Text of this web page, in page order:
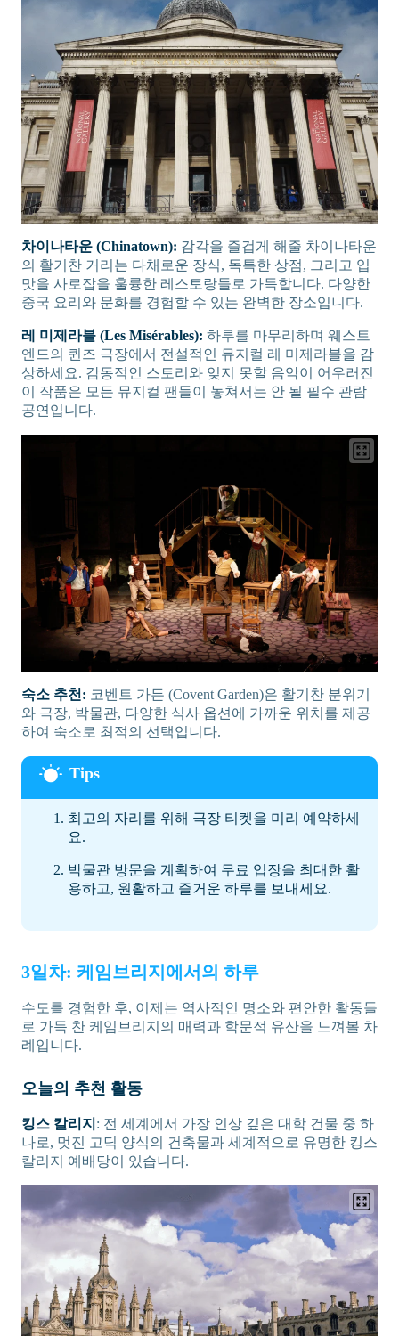
차이나타운 (Chinatown): 감각을 즐겁게 해줄 차이나타운
의 활기찬 거리는 다채로운 장식, 독특한 상점, 그리고 입
맛을 사로잡을 훌륭한 레스토랑들로 가득합니다. 다양한
중국 요리와 문화를 경험할 수 있는 완벽한 장소입니다.
레 미제라블 (Les Misérables): 하루를 마무리하며 웨스트
엔드의 퀸즈 극장에서 전설적인 뮤지컬 레 미제라블을 감
상하세요. 감동적인 스토리와 잊지 못할 음악이 어우러진
이 작품은 모든 뮤지컬 팬들이 놓쳐서는 안 될 필수 관람
공연입니다.
숙소 추천: 코벤트 가든 (Covent Garden)은 활기찬 분위기
와 극장, 박물관, 다양한 식사 옵션에 가까운 위치를 제공
하여 숙소로 최적의 선택입니다.
최고의 자리를 위해 극장 티켓을 미리 예약하세
요.
박물관 방문을 계획하여 무료 입장을 최대한 활
용하고, 원활하고 즐거운 하루를 보내세요.
3일차: 케임브리지에서의 하루
수도를 경험한 후, 이제는 역사적인 명소와 편안한 활동들
로 가득 찬 케임브리지의 매력과 학문적 유산을 느껴볼 차
례입니다.
오늘의 추천 활동
킹스 칼리지 : 전 세계에서 가장 인상 깊은 대학 건물 중 하
나로, 멋진 고딕 양식의 건축물과 세계적으로 유명한 킹스
칼리지 예배당이 있습니다.